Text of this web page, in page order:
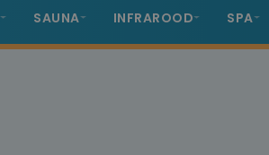
SAUNA INFRAROOD SPA